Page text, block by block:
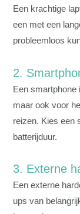
Een krachtige
een met een
probleemloos
2.
Een smartphone
maar ook voor
reizen. Kies een
batterijduur.
3. Externe
Een externe
ups van